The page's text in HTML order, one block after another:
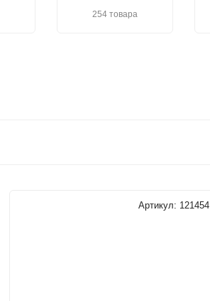
254 товара
Артикул: 121454